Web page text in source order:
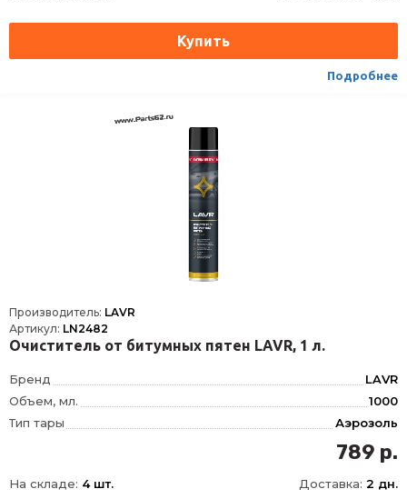
Подробнее
Производитель: LAVR
Артикул: LN2482
Очиститель от битумных пятен LAVR, 1 л.
Бренд
LAVR
Объем, мл.
1000
Тип тары
Аэрозоль
789 р.
На складе: 4 шт. Доставка: 2 дн.